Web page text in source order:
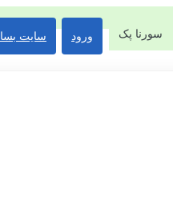
سورنا پک ورود سایت